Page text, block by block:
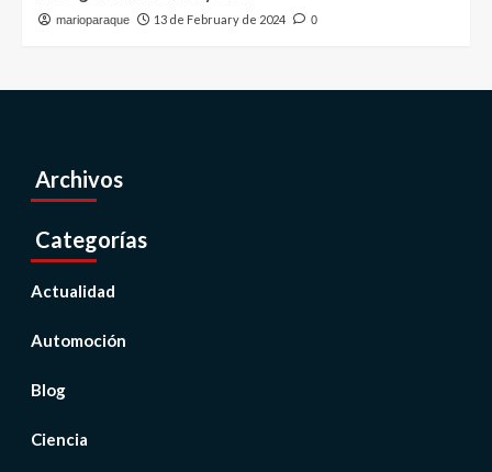
marioparaque 13 de February de 2024 0
Archivos
Categorías
Actualidad
Automoción
Blog
Ciencia